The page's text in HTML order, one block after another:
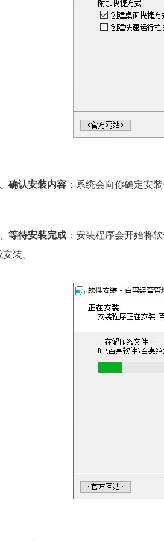
确认安装内容：系统会向你确定安
等待安装完成：安装程序会开始将
装。